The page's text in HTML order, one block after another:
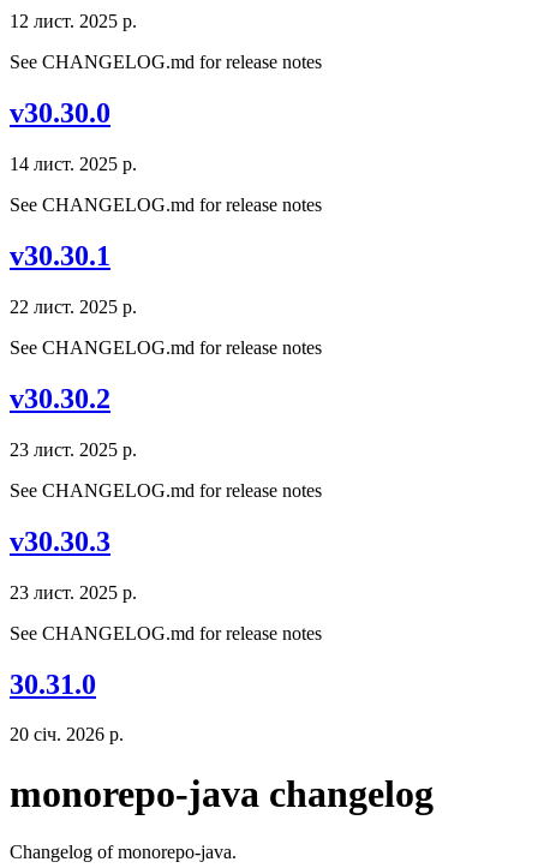
12 лист. 2025 р.
See CHANGELOG.md for release notes
v30.30.0
14 лист. 2025 р.
See CHANGELOG.md for release notes
v30.30.1
22 лист. 2025 р.
See CHANGELOG.md for release notes
v30.30.2
23 лист. 2025 р.
See CHANGELOG.md for release notes
v30.30.3
23 лист. 2025 р.
See CHANGELOG.md for release notes
30.31.0
20 січ. 2026 р.
monorepo-java changelog
Changelog of monorepo-java.